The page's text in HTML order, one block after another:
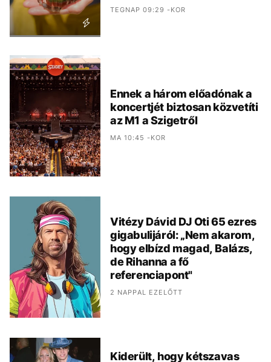
TEGNAP 09:29 -KOR
Ennek a három előadónak a
koncertjét biztosan közvetíti
az M1 a Szigetről
MA 10:45 -KOR
Vitézy Dávid DJ Oti 65 ezres
gigabulijáról: „Nem akarom,
hogy elbízd magad, Balázs,
de Rihanna a fő
referenciapont"
2 NAPPAL EZELŐTT
Kiderült, hogy kétszavas